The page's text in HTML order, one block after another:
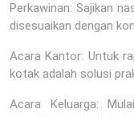
Perkawinan: Sajikan
disesuaikan dengan
Acara Kantor: Untuk
kotak adalah solusi
Acara Keluarga: